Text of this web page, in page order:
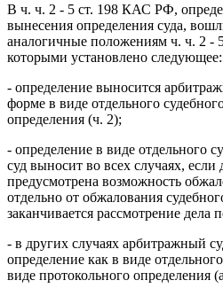
В ч. ч. 2 - 5 ст. 198 КАС РФ,
вынесения определения суда,
аналогичные положениям ч. ч. 2
которыми установлено следующее:
- определение выносится
форме в виде отдельного
определения (ч. 2);
- определение в виде отдельного
суд выносит во всех случаях,
предусмотрена возможность
отдельно от обжалования
заканчивается рассмотрение дела
- в других случаях арбитражный
определение как в виде
виде протокольного определения